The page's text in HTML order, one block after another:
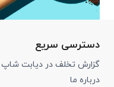
دسترسی سریع
گزارش تخلف در دیابت شاپ
درباره ما